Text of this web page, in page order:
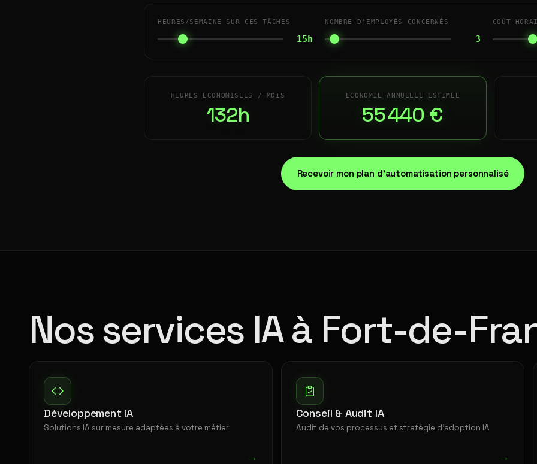
HEURES/SEMAINE SUR CES TÂCHES
15h
NOMBRE D'EMPLOYÉS CONCERNÉS
3
COÛT
HEURES ÉCONOMISÉES / MOIS
132h
ÉCONOMIE ANNUELLE ESTIMÉE
55 440 €
Recevoir mon plan d'automatisation personnalisé
Nos services IA à Fort-de-
Développement IA
Solutions IA sur mesure adaptées à votre métier
→
Conseil & Audit IA
Audit de vos processus et stratégie d'adoption IA
→